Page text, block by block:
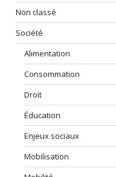
Non classé
Société
Alimentation
Consommation
Droit
Éducation
Enjeux sociaux
Mobilisation